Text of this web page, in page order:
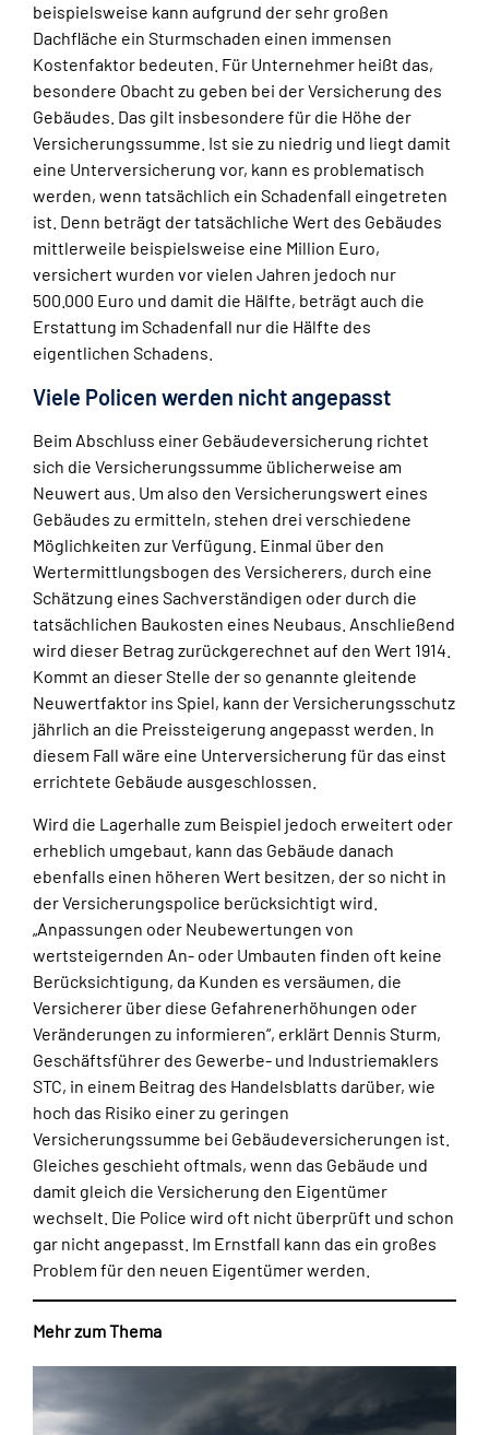
beispielsweise kann aufgrund der sehr großen
Dachfläche ein Sturmschaden einen immensen
Kostenfaktor bedeuten. Für Unternehmer heißt das,
besondere Obacht zu geben bei der Versicherung des
Gebäudes. Das gilt insbesondere für die Höhe der
Versicherungssumme. Ist sie zu niedrig und liegt damit
eine Unterversicherung vor, kann es problematisch
werden, wenn tatsächlich ein Schadenfall eingetreten
ist. Denn beträgt der tatsächliche Wert des Gebäudes
mittlerweile beispielsweise eine Million Euro,
versichert wurden vor vielen Jahren jedoch nur
500.000 Euro und damit die Hälfte, beträgt auch die
Erstattung im Schadenfall nur die Hälfte des
eigentlichen Schadens.
Viele Policen werden nicht angepasst
Beim Abschluss einer Gebäudeversicherung richtet
sich die Versicherungssumme üblicherweise am
Neuwert aus. Um also den Versicherungswert eines
Gebäudes zu ermitteln, stehen drei verschiedene
Möglichkeiten zur Verfügung. Einmal über den
Wertermittlungsbogen des Versicherers, durch eine
Schätzung eines Sachverständigen oder durch die
tatsächlichen Baukosten eines Neubaus. Anschließend
wird dieser Betrag zurückgerechnet auf den Wert 1914.
Kommt an dieser Stelle der so genannte gleitende
Neuwertfaktor ins Spiel, kann der Versicherungsschutz
jährlich an die Preissteigerung angepasst werden. In
diesem Fall wäre eine Unterversicherung für das einst
errichtete Gebäude ausgeschlossen.
Wird die Lagerhalle zum Beispiel jedoch erweitert oder
erheblich umgebaut, kann das Gebäude danach
ebenfalls einen höheren Wert besitzen, der so nicht in
der Versicherungspolice berücksichtigt wird.
„Anpassungen oder Neubewertungen von
wertsteigernden An- oder Umbauten finden oft keine
Berücksichtigung, da Kunden es versäumen, die
Versicherer über diese Gefahrenerhöhungen oder
Veränderungen zu informieren“, erklärt Dennis Sturm,
Geschäftsführer des Gewerbe- und Industriemaklers
STC, in einem Beitrag des Handelsblatts darüber, wie
hoch das Risiko einer zu geringen
Versicherungssumme bei Gebäudeversicherungen ist.
Gleiches geschieht oftmals, wenn das Gebäude und
damit gleich die Versicherung den Eigentümer
wechselt. Die Police wird oft nicht überprüft und schon
gar nicht angepasst. Im Ernstfall kann das ein großes
Problem für den neuen Eigentümer werden.
Mehr zum Thema